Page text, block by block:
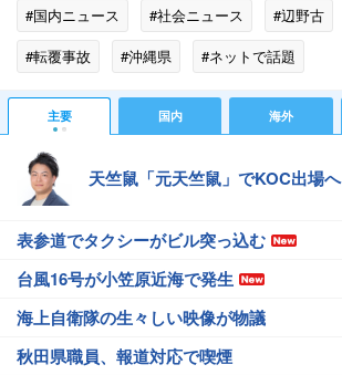
#国内ニュース #社会ニュース #辺野古
#転覆事故
#沖縄県 #ネットで話題
主要 国内 海外
天竺鼠「元天竺鼠」でKOC出場へ
表参道でタクシーがビル突っ込む
台風16号が小笠原近海で発生
海上自衛隊の生々しい映像が物議
秋田県職員、報道対応で喫煙